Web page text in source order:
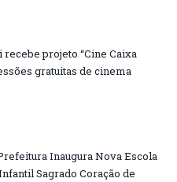
projeto “Cine Caixa
gratuitas de cinema
Inaugura Nova Escola
Sagrado Coração de